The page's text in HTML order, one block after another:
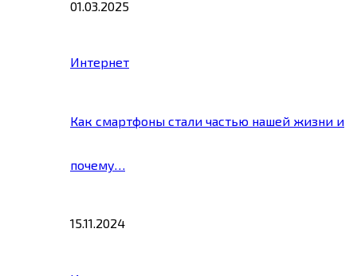
01.03.2025
Интернет
Как смартфоны стали частью нашей жизни и
почему…
15.11.2024